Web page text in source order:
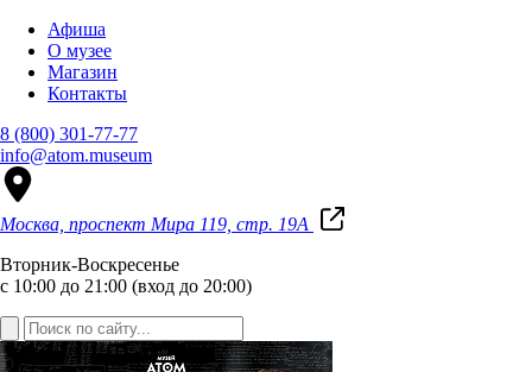
Афиша
О музее
Магазин
Контакты
8 (800) 301-77-77
info@atom.museum
Москва, проспект Мира 119, стр. 19А
Вторник-Воскресенье
с 10:00 до 21:00 (вход до 20:00)